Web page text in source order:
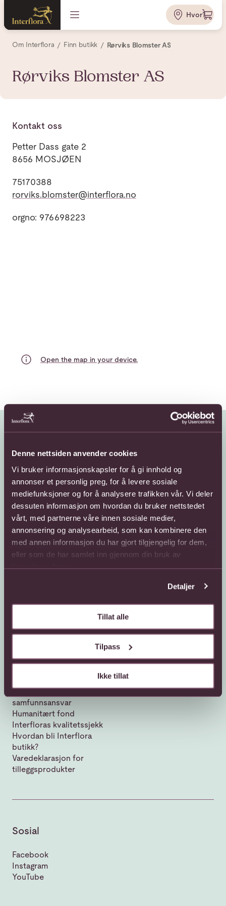
Denne nettsiden anvender cookies
Vi bruker informasjonskapsler for å gi innhold og
annonser et personlig preg, for å levere sosiale
mediefunksjoner og for å analysere trafikken vår. Vi deler
dessuten informasjon om hvordan du bruker nettstedet
vårt, med partnerne våre innen sosiale medier,
annonsering og analysearbeid, som kan kombinere den
med annen informasjon du har gjort tilgjengelig for dem,
eller som de har samlet inn gjennom din bruk av
tjenestene deres.
Detaljer
Tillat alle
Tilpass
Ikke tillat
Hvor?
Om Interflora Finn butikk Rørviks Blomster AS
Rørviks Blomster AS
Kontakt oss
Petter Dass gate 2
8656 MOSJØEN
75170388
rorviks.blomster@interflora.no
orgno: 976698223
Open the map in your device.
Kundeservice
66 85 75 50
Mandag - fredag
08:00 - 18:00
Finn butikk
Sende blomster
800 40 400
Mandag - fredag
08:00 - 18:00
Sende blomster til
Bærekraft og
samfunnsansvar
Humanitært fond
Interfloras kvalitetssjekk
Hvordan bli Interflora
butikk?
Varedeklarasjon for
tilleggsprodukter
Sosial
Facebook
Instagram
YouTube